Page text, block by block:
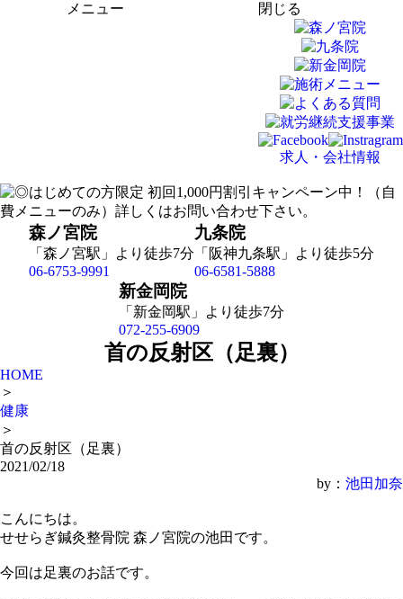
メニュー 閉じる
求人・会社情報
森ノ宮院
「森ノ宮駅」より徒歩7分
06-6753-9991
九条院
「阪神九条駅」より徒歩5分
06-6581-5888
新金岡院
「新金岡駅」より徒歩7分
072-255-6909
首の反射区（足裏）
HOME
＞
健康
＞
首の反射区（足裏）
2021/02/18
by： 池田加奈
こんにちは。
せせらぎ鍼灸整骨院 森ノ宮院の池田です。
今回は足裏のお話です。